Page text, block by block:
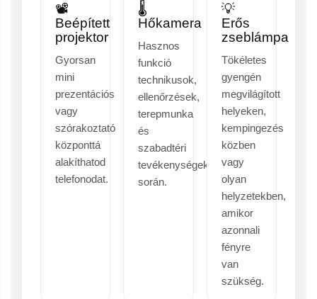
📽️
Beépített
projektor
Gyorsan
mini
prezentációs
vagy
szórakoztató
központtá
alakíthatod
telefonodat.
🌡️
Hőkamera
Hasznos
funkció
technikusok,
ellenőrzések,
terepmunka
és
szabadtéri
tevékenységek
során.
💡
Erős
zseblámpa
Tökéletes
gyengén
megvilágított
helyeken,
kempingezés
közben
vagy
olyan
helyzetekben,
amikor
azonnali
fényre
van
szükség.